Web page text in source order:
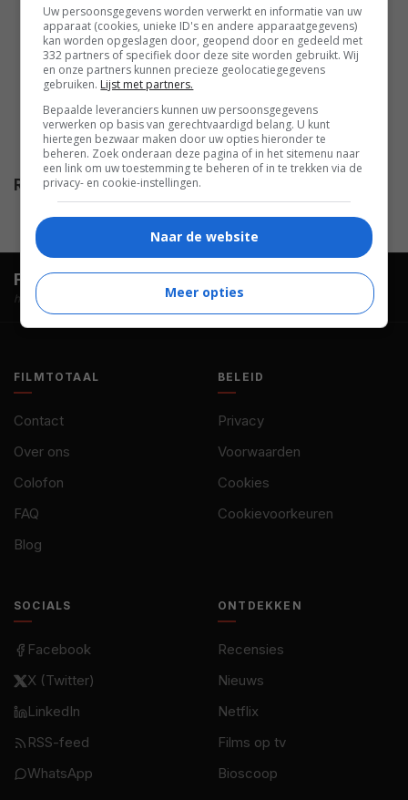
Matt McCoy,Sherman
Augustus, John O'Hurley,Lisa
Banes,Jamie Rose,Michelle
Williams
Carmen Argenziano
Marilu Henner,Gregg Henry
Charles Kahlenberg,Cynthia
Jordan.
Release
06.05.1996
FilmTotaal.Hét online filmoverzicht.
hosted by
FILMTOTAAL
Contact
Over ons
Colofon
FAQ
Blog
BELEID
Privacy
Voorwaarden
Cookies
Cookievoorkeuren
SOCIALS
Facebook
X (Twitter)
LinkedIn
RSS-feed
WhatsApp
ONTDEKKEN
Recensies
Nieuws
Netflix
Films op tv
Bioscoop
Uw persoonsgegevens worden verwerkt en informatie van uw
apparaat (cookies, unieke ID's en andere apparaatgegevens)
kan worden opgeslagen door, geopend door en gedeeld met
332 partners of specifiek door deze site worden gebruikt. Wij
en onze partners kunnen precieze geolocatiegegevens
gebruiken. Lijst met partners.
Bepaalde leveranciers kunnen uw persoonsgegevens
verwerken op basis van gerechtvaardigd belang. U kunt
hiertegen bezwaar maken door uw opties hieronder te
beheren. Zoek onderaan deze pagina of in het sitemenu naar
een link om uw toestemming te beheren of in te trekken via de
privacy- en cookie-instellingen.
Naar de website
Meer opties